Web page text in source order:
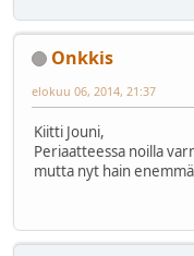
Onkkis
elokuu 06, 2014, 21:37
Kiitti Jouni,
Periaatteessa noilla
mutta nyt hain